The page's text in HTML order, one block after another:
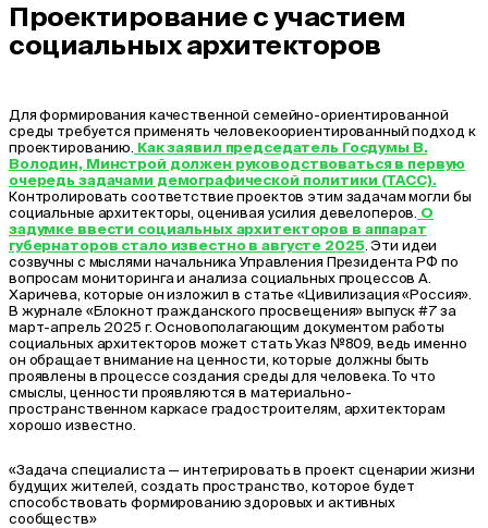
Проектирование с участием
социальных архитекторов
Для формирования качественной семейно-ориентированной
среды требуется применять человекоориентированный подход к
проектированию. Как заявил председатель Госдумы В.
Володин, Минстрой должен руководствоваться в первую
очередь задачами демографической политики (ТАСС).
Контролировать соответствие проектов этим задачам могли бы
социальные архитекторы, оценивая усилия девелоперов. О
задумке ввести социальных архитекторов в аппарат
губернаторов стало известно в августе 2025. Эти идеи
созвучны с мыслями начальника Управления Президента РФ по
вопросам мониторинга и анализа социальных процессов А.
Харичева, которые он изложил в статье «Цивилизация «Россия».
В журнале «Блокнот гражданского просвещения» выпуск #7 за
март-апрель 2025 г. Основополагающим документом работы
социальных архитекторов может стать Указ №809, ведь именно
он обращает внимание на ценности, которые должны быть
проявлены в процессе создания среды для человека. То что
смыслы, ценности проявляются в материально-
пространственном каркасе градостроителям, архитекторам
хорошо известно.
«Задача специалиста — интегрировать в проект сценарии жизни
будущих жителей, создать пространство, которое будет
способствовать формированию здоровых и активных
сообществ»